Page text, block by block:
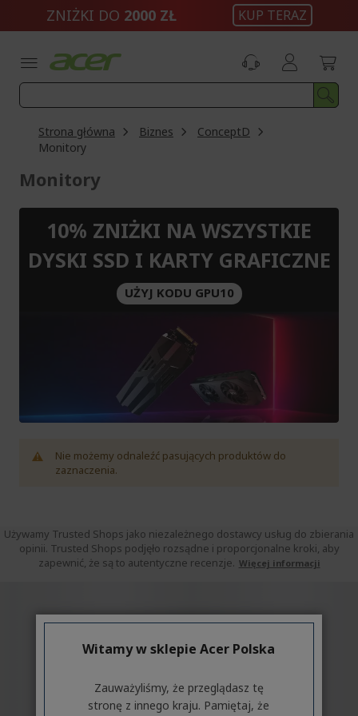
ZNIŻKI DO 2000 ZŁ KUP TERAZ
Strona główna Biznes
ConceptD
Monitory
Monitory
10% ZNIŻKI NA WSZYSTKIE
DYSKI SSD I KARTY GRAFICZNE
UŻYJ KODU GPU10
Nie możemy odnaleźć pasujących produktów do
zaznaczenia.
Używamy Trusted Shops jako niezależnego dostawcy usług do zbierania
opinii. Trusted Shops podjęło rozsądne i proporcjonalne kroki, aby
zapewnić, że są to autentyczne recenzje. Więcej informacji
Witamy w sklepie Acer Polska
Zauważyliśmy, że przeglądasz tę
stronę z innego kraju. Pamiętaj, że